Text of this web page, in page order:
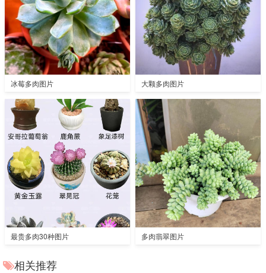
冰莓多肉图片 大颗多肉图片
最贵多肉30种图片 多肉翡翠图片
相关推荐